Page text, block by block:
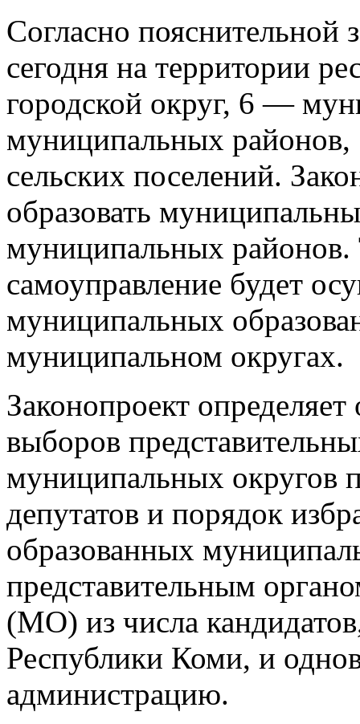
Согласно пояснительной
сегодня на территории
городской округ, 6 —
муниципальных районов,
сельских поселений.
образовать
муниципальных
самоуправление будет
муниципальных
муниципальном округах.
Законопроект
выборов
муниципальных округов
депутатов и порядок
образованных
представительным
(МО) из числа
Республики Коми, и
администрацию.